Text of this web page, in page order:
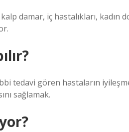
damar, iç hastalıkları, kadın
tedavi gören hastaların
sağlamak.